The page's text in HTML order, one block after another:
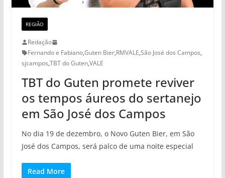
REGIÃO
Redação
Fernando e Fabiano,Guten Bier,RMVALE,São José dos Campos,
sjcampos,TBT do Guten,VALE
TBT do Guten promete reviver
os tempos áureos do sertanejo
em São José dos Campos
No dia 19 de dezembro, o Novo Guten Bier, em São
José dos Campos, será palco de uma noite especial
Read More